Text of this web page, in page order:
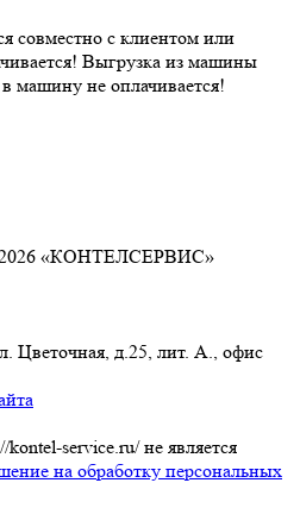
совместно с клиентом или
Выгрузка из машины
машину не оплачивается!
«КОНТЕЛСЕРВИС»
Цветочная, д.25, лит. А., офис
service.ru/ не является
на обработку персональных